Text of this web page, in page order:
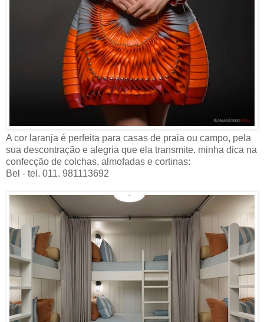
A cor laranja é perfeita para casas de praia ou campo, pela
sua descontração e alegria que ela transmite. minha dica na
confecção de colchas, almofadas e cortinas:
Bel - tel. 011. 981113692